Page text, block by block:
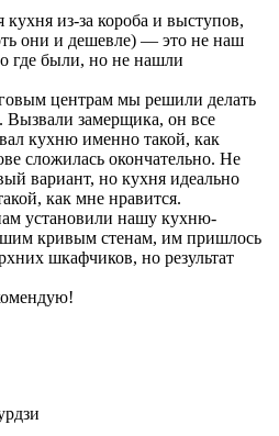
кухня из-за короба и выступов,
они и дешевле) — это не наш
где были, но не нашли
центрам мы решили делать
Вызвали замерщика, он все
кухню именно такой, как
сложилась окончательно. Не
вариант, но кухня идеально
как мне нравится.
установили нашу кухню-
кривым стенам, им пришлось
шкафчиков, но результат